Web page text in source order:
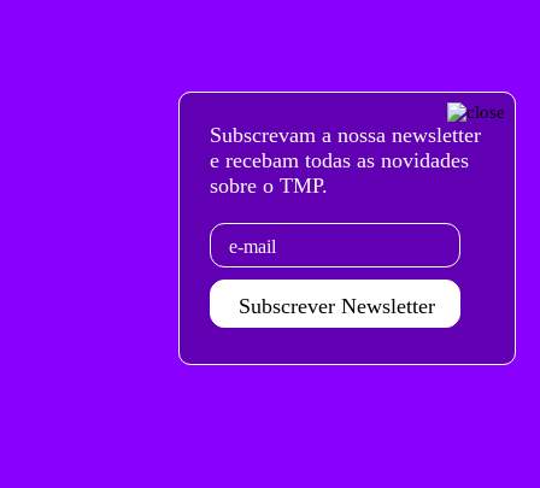
Subscrevam a nossa newsletter
e recebam todas as novidades
sobre o TMP.
Email
Subscrever Newsletter